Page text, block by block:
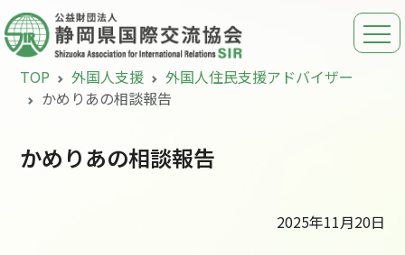
TOP 外国人支援
外国人住民支援アドバイザー
かめりあの相談報告
かめりあの相談報告
2025年11月20日